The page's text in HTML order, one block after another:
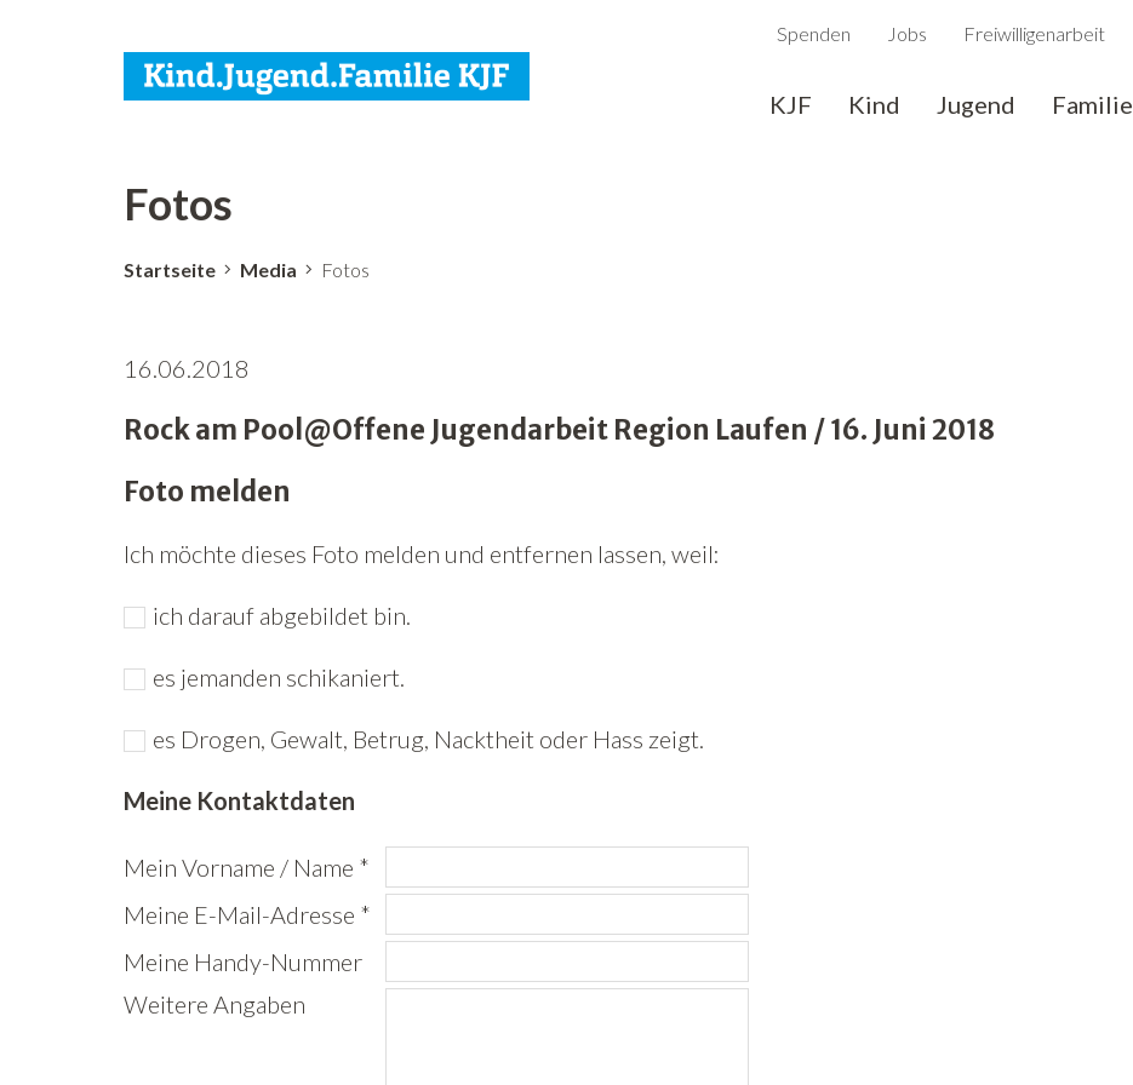
Spenden Jobs Freiwilligenarbeit
KJF Kind Jugend Familie
Fotos
Startseite Media Fotos
16.06.2018
Rock am Pool@Offene Jugendarbeit Region Laufen / 16. Juni 2018
Foto melden
Ich möchte dieses Foto melden und entfernen lassen, weil:
ich darauf abgebildet bin.
es jemanden schikaniert.
es Drogen, Gewalt, Betrug, Nacktheit oder Hass zeigt.
Meine Kontaktdaten
Mein Vorname / Name *
Meine E-Mail-Adresse *
Meine Handy-Nummer
Weitere Angaben